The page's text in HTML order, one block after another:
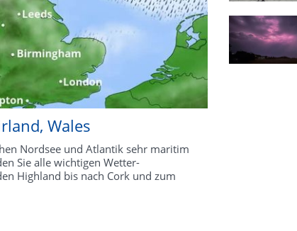
Wales
Nordsee und Atlantik sehr maritim
Sie alle wichtigen Wetter-
Highland bis nach Cork und zum